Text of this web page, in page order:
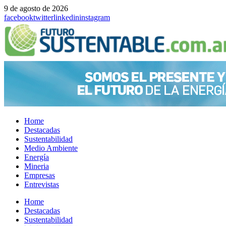
9 de agosto de 2026
facebooktwitterlinkedininstagram
Home
Destacadas
Sustentabilidad
Medio Ambiente
Energía
Mineria
Empresas
Entrevistas
Menu
Home
Destacadas
Sustentabilidad